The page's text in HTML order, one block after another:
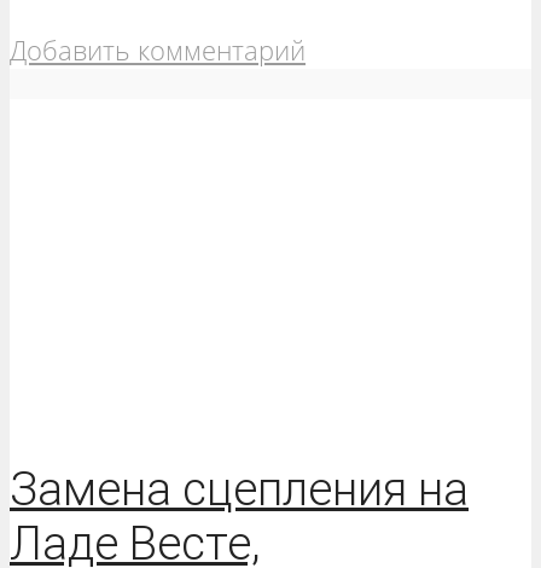
Добавить комментарий
Замена сцепления на
Ладе Весте,